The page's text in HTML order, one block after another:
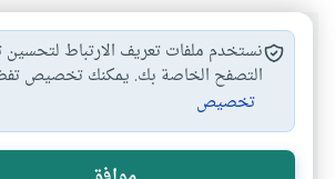
هل انتفعت بهذا
نعم لا
نستخدم ملفات تعريف الارتباط لتحسين
التصفح الخاصة بك. يمكنك تخصيص
تخصيص